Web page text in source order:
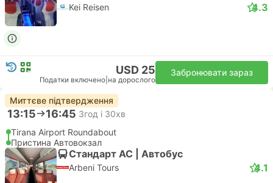
Kei Reisen 4.3
USD 25
Податки включено на дорослого
Забронювати зараз
Миттєве підтвердження
13:15 16:45 3год і 30хв
Tirana Airport Roundabout
Пристина Автовокзал
Стандарт АС | Автобус
Arbeni Tours 4.1